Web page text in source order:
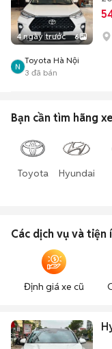
4 ngày trước 6
Toyota Hà Nội
3 đã bán
Bạn cần tìm hãng xe
Toyota Hyundai
Các dịch vụ và tiện
Định giá xe cũ